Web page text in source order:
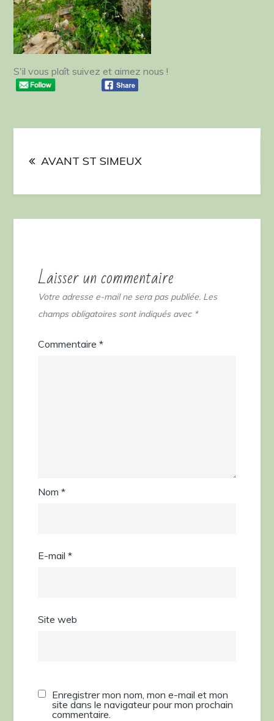
S'il vous plaît suivez et aimez nous !
Navigation
de
l’article
AVANT ST SIMEUX
Laisser un commentaire
Votre adresse e-mail ne sera pas publiée. Les
champs obligatoires sont indiqués avec *
Commentaire*
Nom*
E-mail*
Site web
Enregistrer mon nom, mon e-mail et mon
site dans le navigateur pour mon prochain
commentaire.